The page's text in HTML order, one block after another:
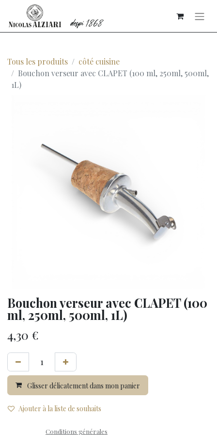
Tous les produits
côté cuisine
Bouchon verseur avec CLAPET (100 ml, 250ml, 500ml,
1L)
Bouchon verseur avec CLAPET (100
ml, 250ml, 500ml, 1L)
4,30 €
Glisser délicatement dans mon panier
Ajouter à la liste de souhaits
Conditions générales